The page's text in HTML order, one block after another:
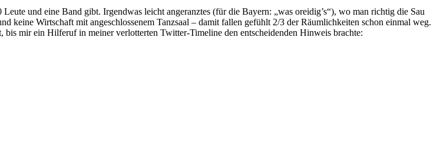
und eine Band gibt. Irgendwas leicht angeranztes (für die Bayern: „was oreidig’s“), wo man richtig die Sau
keine Wirtschaft mit angeschlossenem Tanzsaal – damit fallen gefühlt 2/3 der Räumlichkeiten schon einmal weg.
mir ein Hilferuf in meiner verlotterten Twitter-Timeline den entscheidenden Hinweis brachte: